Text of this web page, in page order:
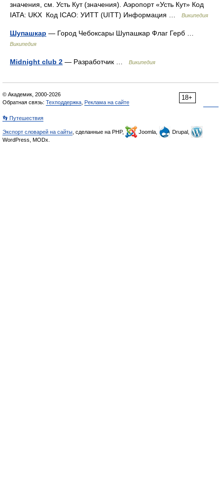
значения, см. Усть Кут (значения). Аэропорт «Усть Кут» Код
IATA: UKX Код ICAO: УИТТ (UITT) Информация …
Википедия
Шупашкар — Город Чебоксары Шупашкар Флаг Герб …
Википедия
Midnight club 2 — Разработчик … Википедия
18+
© Академик, 2000-2026
Обратная связь: Техподдержка Реклама на сайте
👣 Путешествия
Экспорт словарей на сайты , сделанные на PHP, Joomla,
Drupal,
WordPress, MODx.